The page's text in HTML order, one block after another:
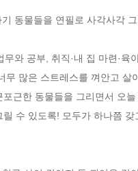
와 공부, 취직·내 집 마련·육
무 많은 스트레스를 껴안고 살
근한 동물들을 그리면서 오
수 있도록! 모두가 하나쯤